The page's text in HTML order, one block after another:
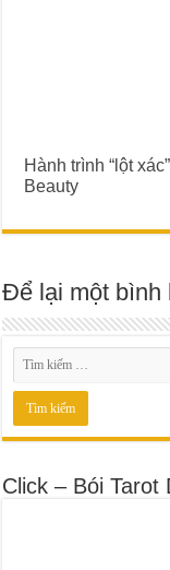
Hành trình “lột
Beauty
Để lại một bình
Click – Bói Tarot